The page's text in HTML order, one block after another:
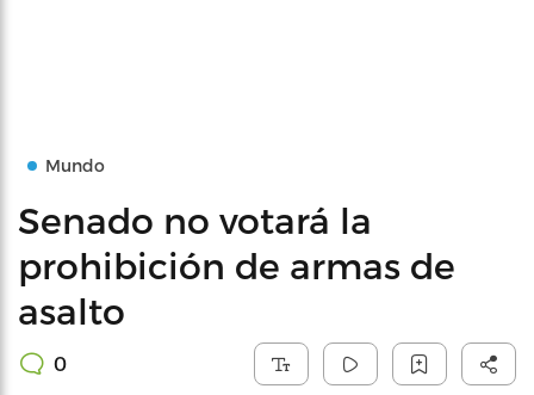
Mundo
Senado no votará la
prohibición de armas de
asalto
0